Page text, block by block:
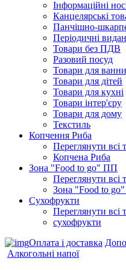
Інформаційні
Канцелярські
Панчішно-
Періодичні
Товари без ПДВ
Разовий посуд
Товари для
Товари для дітей
Товари для кухні
Товари інтер'єру
Товари для дому
Текстиль
Копчення Риба
Переглянути всі
Копчена Риба
Зона "Food to go" ПП
Переглянути всі
Зона "Food to
Сухофрукти
Переглянути всі
сухофрукти
Оплата і доставка
Алкогольні напої